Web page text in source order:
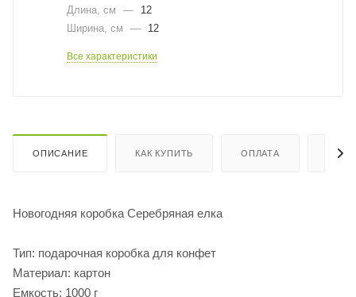
Длина, cм
—
12
Ширина, cм
— 12
Все характеристики
ОПИСАНИЕ КАК КУПИТЬ ОПЛАТА
Новогодняя коробка Серебряная елка
Тип: подарочная коробка для конфет
Материал: картон
Емкость: 1000 г